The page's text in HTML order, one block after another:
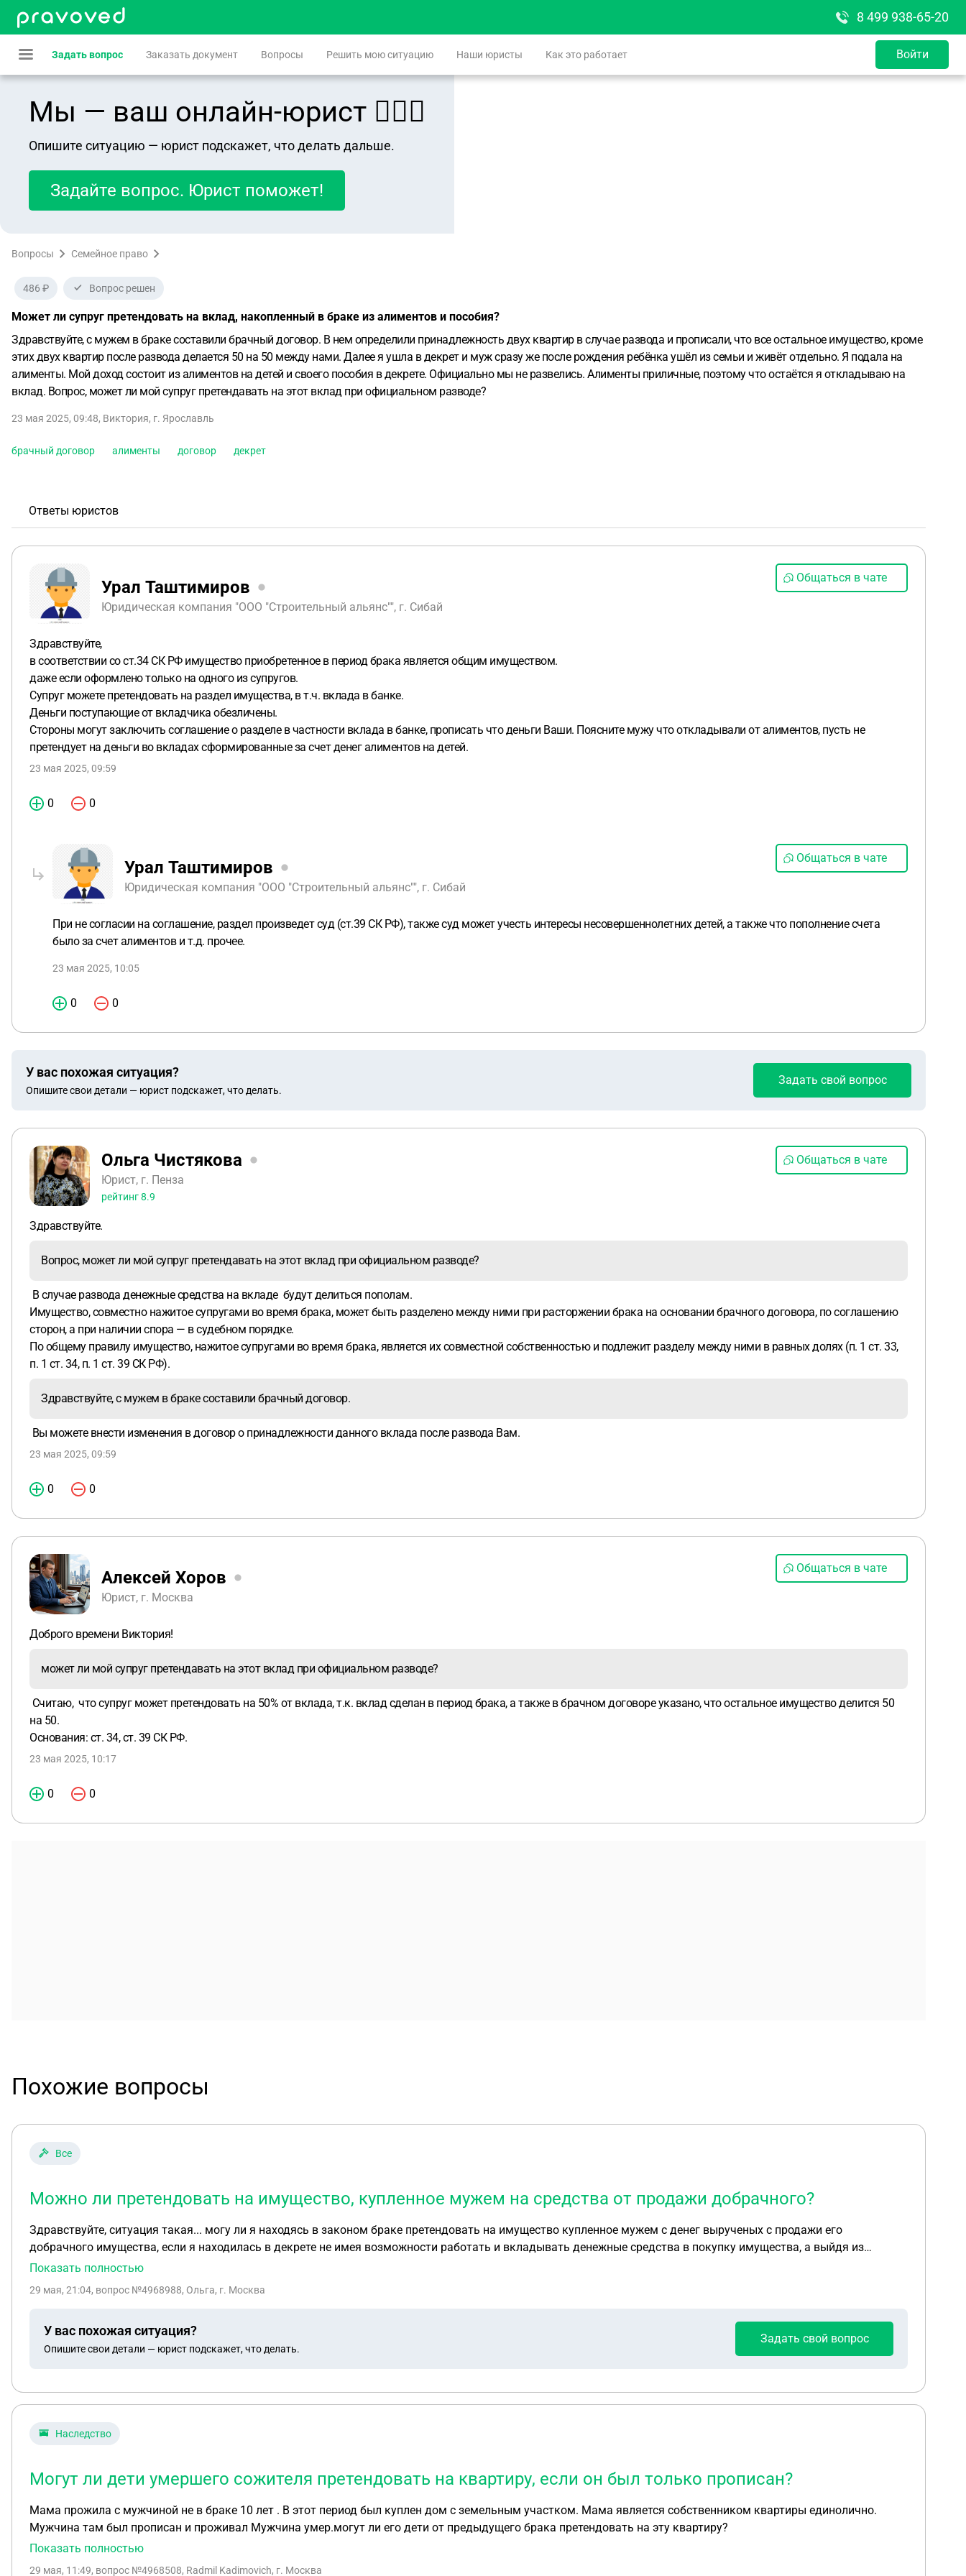
8 499 938-65-20
Задать вопрос Заказать документ Вопросы Решить мою ситуацию Наши юристы Как это работает Войти
Мы — ваш онлайн-юрист 👨🏻‍⚖️
Опишите ситуацию — юрист подскажет, что делать дальше.
Задайте вопрос. Юрист поможет!
Вопросы Семейное право
486 ₽ Вопрос решен
Может ли супруг претендовать на вклад, накопленный в браке из алиментов и пособия?
Здравствуйте, с мужем в браке составили брачный договор. В нем определили принадлежность двух квартир в случае развода и прописали, что все остальное имущество, кроме
этих двух квартир после развода делается 50 на 50 между нами. Далее я ушла в декрет и муж сразу же после рождения ребёнка ушёл из семьи и живёт отдельно. Я подала на
алименты. Мой доход состоит из алиментов на детей и своего пособия в декрете. Официально мы не развелись. Алименты приличные, поэтому что остаётся я откладываю на
вклад. Вопрос, может ли мой супруг претендавать на этот вклад при официальном разводе?
23 мая 2025, 09:48, Виктория, г. Ярославль
брачный договор алименты договор декрет
Ответы юристов
Урал Таштимиров
Юридическая компания "ООО "Строительный альянс"", г. Сибай
Общаться в чате
Здравствуйте,
в соответствии со ст.34 СК РФ имущество приобретенное в период брака является общим имуществом.
даже если оформлено только на одного из супругов.
Супруг можете претендовать на раздел имущества, в т.ч. вклада в банке.
Деньги поступающие от вкладчика обезличены.
Стороны могут заключить соглашение о разделе в частности вклада в банке, прописать что деньги Ваши. Поясните мужу что откладывали от алиментов, пусть не
претендует на деньги во вкладах сформированные за счет денег алиментов на детей.
23 мая 2025, 09:59
0 0
Урал Таштимиров
Юридическая компания "ООО "Строительный альянс"", г. Сибай
Общаться в чате
При не согласии на соглашение, раздел произведет суд (ст.39 СК РФ), также суд может учесть интересы несовершеннолетних детей, а также что пополнение счета
было за счет алиментов и т.д. прочее.
23 мая 2025, 10:05
0 0
У вас похожая ситуация?
Опишите свои детали — юрист подскажет, что делать.
Задать свой вопрос
Ольга Чистякова
Юрист, г. Пенза
рейтинг8.9
Общаться в чате
Здравствуйте.
Вопрос, может ли мой супруг претендавать на этот вклад при официальном разводе?
В случае развода денежные средства на вкладе будут делиться пополам.
Имущество, совместно нажитое супругами во время брака, может быть разделено между ними при расторжении брака на основании брачного договора, по соглашению
сторон, а при наличии спора — в судебном порядке.
По общему правилу имущество, нажитое супругами во время брака, является их совместной собственностью и подлежит разделу между ними в равных долях (п. 1 ст. 33,
п. 1 ст. 34, п. 1 ст. 39 СК РФ).
Здравствуйте, с мужем в браке составили брачный договор.
Вы можете внести изменения в договор о принадлежности данного вклада после развода Вам.
23 мая 2025, 09:59
0 0
Алексей Хоров
Юрист, г. Москва
Общаться в чате
Доброго времени Виктория!
может ли мой супруг претендавать на этот вклад при официальном разводе?
Считаю, что супруг может претендовать на 50% от вклада, т.к. вклад сделан в период брака, а также в брачном договоре указано, что остальное имущество делится 50
на 50.
Основания: ст. 34, ст. 39 СК РФ.
23 мая 2025, 10:17
0 0
Похожие вопросы
Все
Можно ли претендовать на имущество, купленное мужем на средства от продажи добрачного?
Здравствуйте, ситуация такая... могу ли я находясь в законом браке претендовать на имущество купленное мужем с денег вырученых с продажи его
добрачного имущества, если я находилась в декрете не имея возможности работать и вкладывать денежные средства в покупку имущества, а выйдя из
Показать полностью
29 мая, 21:04, вопрос №4968988, Ольга, г. Москва
У вас похожая ситуация?
Опишите свои детали — юрист подскажет, что делать.
Задать свой вопрос
Наследство
Могут ли дети умершего сожителя претендовать на квартиру, если он был только прописан?
Мама прожила с мужчиной не в браке 10 лет . В этот период был куплен дом с земельным участком. Мама является собственником квартиры единолично.
Мужчина там был прописан и проживал Мужчина умер.могут ли его дети от предыдущего брака претендовать на эту квартиру?
Показать полностью
29 мая, 11:49, вопрос №4968508, Radmil Kadimovich, г. Москва